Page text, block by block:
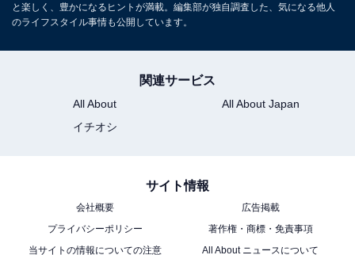
と楽しく、豊かになるヒントが満載。編集部が独自調査した、気になる他人
のライフスタイル事情も公開しています。
関連サービス
All About
All About Japan
イチオシ
サイト情報
会社概要
広告掲載
プライバシーポリシー
著作権・商標・免責事項
当サイトの情報についての注意
All About ニュースについて